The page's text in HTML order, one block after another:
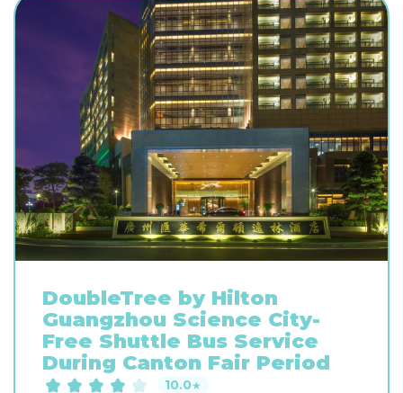
DoubleTree by Hilton
Guangzhou Science City-
Free Shuttle Bus Service
During Canton Fair Period
10.0★